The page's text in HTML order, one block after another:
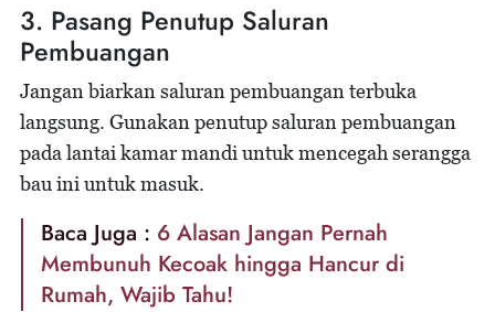
3. Pasang Penutup Saluran
Pembuangan
Jangan biarkan saluran pembuangan terbuka
langsung. Gunakan penutup saluran pembuangan
pada lantai kamar mandi untuk mencegah serangga
bau ini untuk masuk.
Baca Juga : 6 Alasan Jangan Pernah
Membunuh Kecoak hingga Hancur di
Rumah, Wajib Tahu!